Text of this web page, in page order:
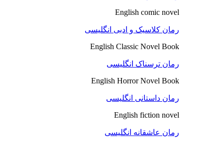
English comic novel
رمان کلاسیک و ادبی انگلیسی
English Classic Novel Book
رمان ترسناک انگلیسی
English Horror Novel Book
رمان داستانی انگلیسی
English fiction novel
رمان عاشقانه انگلیسی